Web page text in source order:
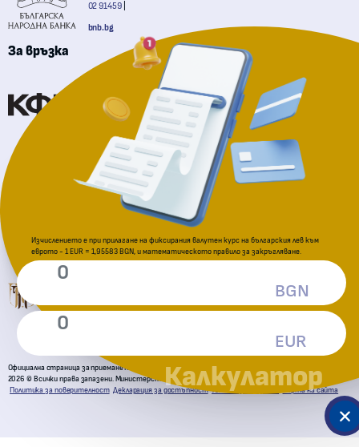
02 91459
bnb.bg
За връзка
Комисия за финансов надзор
Национална агенция за приходите
За подаване на сигнали
Комисия за защита на потребителите
Официална страница за приемане на еврото в Република България
2026 © Всички права запазени. Министерство на финансите
Политика за поверителност Декларация за достъпност Условия за ползване Карта на сайта
Изчислението е при прилагане на фиксирания валутен курс на българския лев към
еврото - 1 EUR = 1,95583 BGN, и математическото правило за закръгляване.
BGN
EUR
Калкулатор